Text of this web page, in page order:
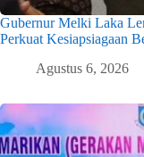
Gubernur Melki Laka
Perkuat Kesiapsiagaan
Agustus 6, 2026